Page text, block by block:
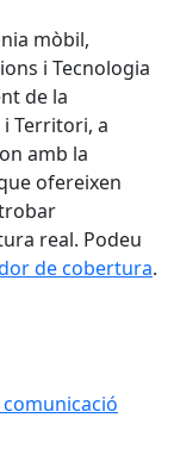
mòbil,
i Tecnologia
de la
Territori, a
amb la
ofereixen
real. Podeu
de cobertura.